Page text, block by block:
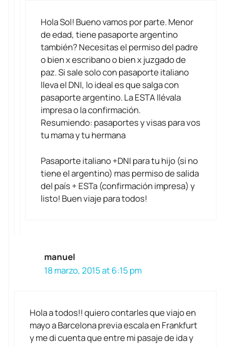
Hola Sol! Bueno vamos por parte. Menor
de edad, tiene pasaporte argentino
también? Necesitas el permiso del padre
o bien x escribano o bien x juzgado de
paz. Si sale solo con pasaporte italiano
lleva el DNI, lo ideal es que salga con
pasaporte argentino. La ESTA llévala
impresa o la confirmación.
Resumiendo: pasaportes y visas para vos
tu mama y tu hermana
Pasaporte italiano +DNI para tu hijo (si no
tiene el argentino) mas permiso de salida
del país + ESTa (confirmación impresa) y
listo! Buen viaje para todos!
manuel
18 marzo, 2015 at 6:15 pm
Hola a todos!! quiero contarles que viajo en
mayo a Barcelona previa escala en Frankfurt
y me di cuenta que entre mi pasaje de ida y